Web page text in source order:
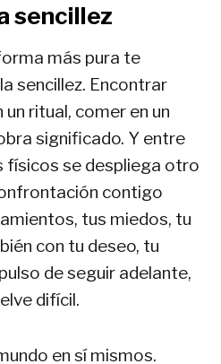
sencillez
más pura te
sencillez. Encontrar
ritual, comer en un
significado. Y entre
se despliega otro
contigo
tus miedos, tu
con tu deseo, tu
de seguir adelante,
difícil.
en sí mismos.